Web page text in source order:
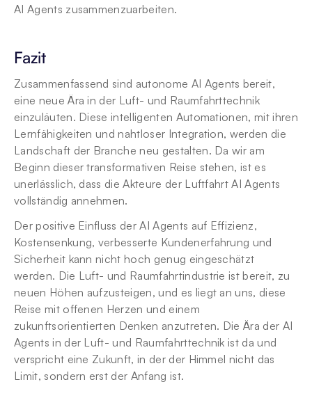
AI Agents zusammenzuarbeiten.
Fazit
Zusammenfassend sind autonome AI Agents bereit,
eine neue Ära in der Luft- und Raumfahrttechnik
einzuläuten. Diese intelligenten Automationen, mit ihren
Lernfähigkeiten und nahtloser Integration, werden die
Landschaft der Branche neu gestalten. Da wir am
Beginn dieser transformativen Reise stehen, ist es
unerlässlich, dass die Akteure der Luftfahrt AI Agents
vollständig annehmen.
Der positive Einfluss der AI Agents auf Effizienz,
Kostensenkung, verbesserte Kundenerfahrung und
Sicherheit kann nicht hoch genug eingeschätzt
werden. Die Luft- und Raumfahrtindustrie ist bereit, zu
neuen Höhen aufzusteigen, und es liegt an uns, diese
Reise mit offenen Herzen und einem
zukunftsorientierten Denken anzutreten. Die Ära der AI
Agents in der Luft- und Raumfahrttechnik ist da und
verspricht eine Zukunft, in der der Himmel nicht das
Limit, sondern erst der Anfang ist.